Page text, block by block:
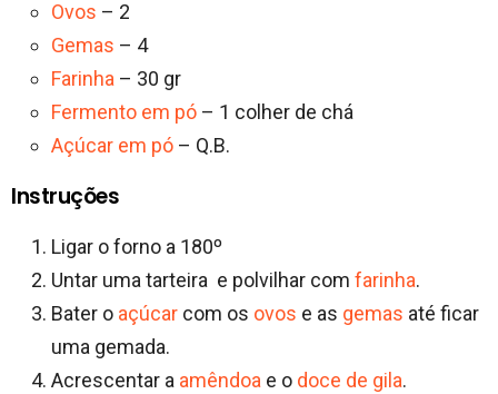
Ovos – 2
Gemas – 4
Farinha – 30 gr
Fermento em pó – 1 colher de chá
Açúcar em pó – Q.B.
Instruções
Ligar o forno a 180º
Untar uma tarteira e polvilhar com farinha.
Bater o açúcar com os ovos e as gemas até ficar
uma gemada.
Acrescentar a amêndoa e o doce de gila.